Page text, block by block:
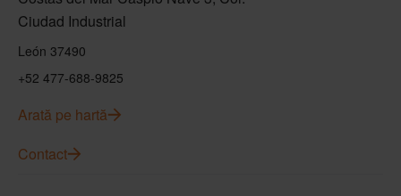
Ciudad Industrial
León 37490
+52 477-688-9825
Arată pe hartă
Contact